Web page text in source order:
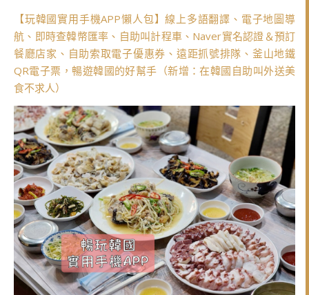
【玩韓國實用手機APP懶人包】線上多語翻譯、電子地圖導
航、即時查韓幣匯率、自助叫計程車、Naver實名認證＆預訂
餐廳店家、自助索取電子優惠券、遠距抓號排隊、釜山地鐵
QR電子票，暢遊韓國的好幫手（新增：在韓國自助叫外送美
食不求人）